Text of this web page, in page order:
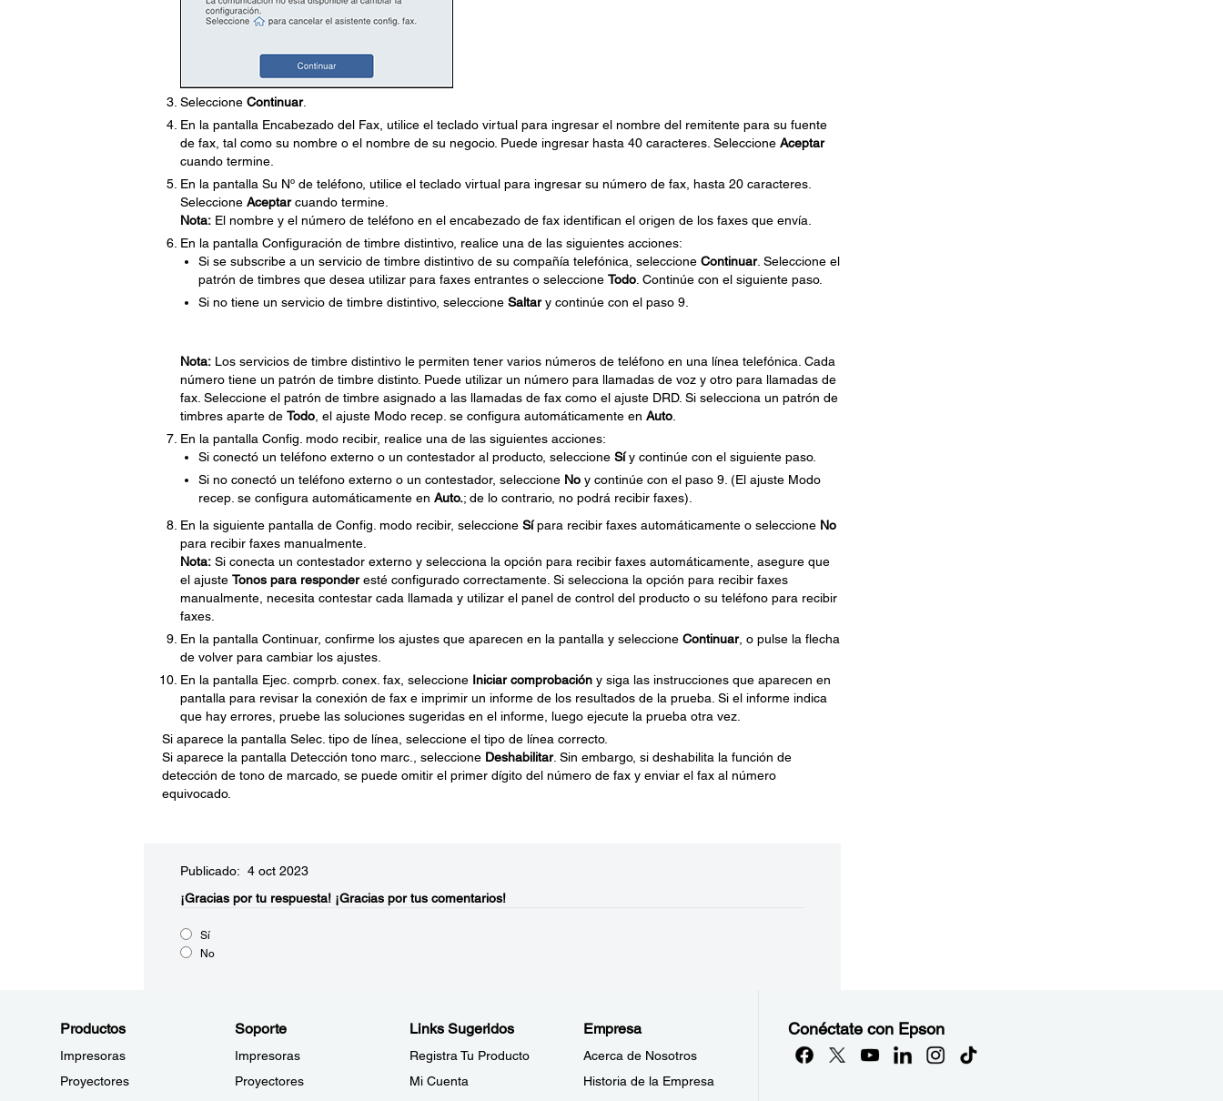
Seleccione Continuar.
En la pantalla Encabezado del Fax, utilice el teclado virtual para ingresar el nombre del remitente para su fuente
de fax, tal como su nombre o el nombre de su negocio. Puede ingresar hasta 40 caracteres. Seleccione Aceptar
cuando termine.
En la pantalla Su Nº de teléfono, utilice el teclado virtual para ingresar su número de fax, hasta 20 caracteres.
Seleccione Aceptarcuando termine.
Nota:El nombre y el número de teléfono en el encabezado de fax identifican el origen de los faxes que envía.
En la pantalla Configuración de timbre distintivo, realice una de las siguientes acciones:
Si se subscribe a un servicio de timbre distintivo de su compañía telefónica, seleccione Continuar. Seleccione el
patrón de timbres que desea utilizar para faxes entrantes o seleccione Todo. Continúe con el siguiente paso.
Si no tiene un servicio de timbre distintivo, seleccione Saltary continúe con el paso 9.
Nota:Los servicios de timbre distintivo le permiten tener varios números de teléfono en una línea telefónica. Cada
número tiene un patrón de timbre distinto. Puede utilizar un número para llamadas de voz y otro para llamadas de
fax. Seleccione el patrón de timbre asignado a las llamadas de fax como el ajuste DRD. Si selecciona un patrón de
timbres aparte de Todo, el ajuste Modo recep. se configura automáticamente en Auto.
En la pantalla Config. modo recibir, realice una de las siguientes acciones:
Si conectó un teléfono externo o un contestador al producto, seleccione Síy continúe con el siguiente paso.
Si no conectó un teléfono externo o un contestador, seleccione Noy continúe con el paso 9. (El ajuste Modo
recep. se configura automáticamente en Auto.; de lo contrario, no podrá recibir faxes).
En la siguiente pantalla de Config. modo recibir, seleccione Sípara recibir faxes automáticamente o seleccione No
para recibir faxes manualmente.
Nota:Si conecta un contestador externo y selecciona la opción para recibir faxes automáticamente, asegure que
el ajuste Tonos para responderesté configurado correctamente. Si selecciona la opción para recibir faxes
manualmente, necesita contestar cada llamada y utilizar el panel de control del producto o su teléfono para recibir
faxes.
En la pantalla Continuar, confirme los ajustes que aparecen en la pantalla y seleccione Continuar, o pulse la flecha
de volver para cambiar los ajustes.
En la pantalla Ejec. comprb. conex. fax, seleccione Iniciar comprobacióny siga las instrucciones que aparecen en
pantalla para revisar la conexión de fax e imprimir un informe de los resultados de la prueba. Si el informe indica
que hay errores, pruebe las soluciones sugeridas en el informe, luego ejecute la prueba otra vez.
Si aparece la pantalla Selec. tipo de línea, seleccione el tipo de línea correcto.
Si aparece la pantalla Detección tono marc., seleccione Deshabilitar. Sin embargo, si deshabilita la función de
detección de tono de marcado, se puede omitir el primer dígito del número de fax y enviar el fax al número
equivocado.
Publicado: 4 oct 2023
¡Gracias por tu respuesta! ¡Gracias por tus comentarios!
Sí
No
Productos
Impresoras
Proyectores
Soporte
Impresoras
Proyectores
Links Sugeridos
Registra Tu Producto
Mi Cuenta
Empresa
Acerca de Nosotros
Historia de la Empresa
Conéctate con Epson